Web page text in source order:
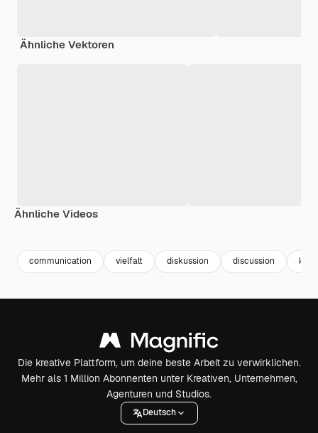
Ähnliche Vektoren
Ähnliche Videos
communication vielfalt diskussion discussion
Die kreative Plattform, um deine beste Arbeit zu verwirklichen.
Mehr als 1 Million Abonnenten unter Kreativen, Unternehmen,
Agenturen und Studios.
Deutsch